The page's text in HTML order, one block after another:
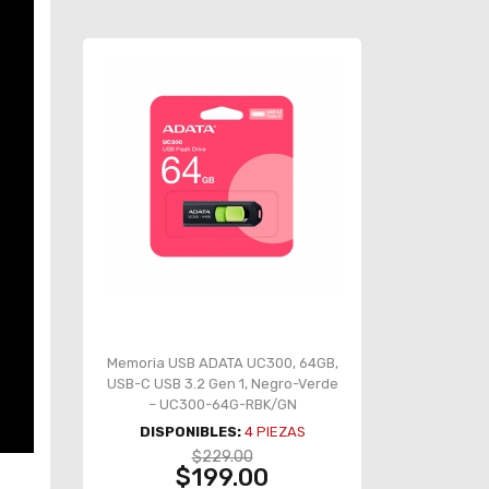
Memoria USB ADATA UC300, 64GB,
USB-C USB 3.2 Gen 1, Negro-Verde
– UC300-64G-RBK/GN
DISPONIBLES: 4PIEZAS
$229.00
$199.00